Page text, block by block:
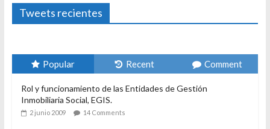
Tweets recientes
Popular Recent Comment
Rol y funcionamiento de las Entidades de Gestión
Inmobiliaria Social, EGIS.
2 junio 2009